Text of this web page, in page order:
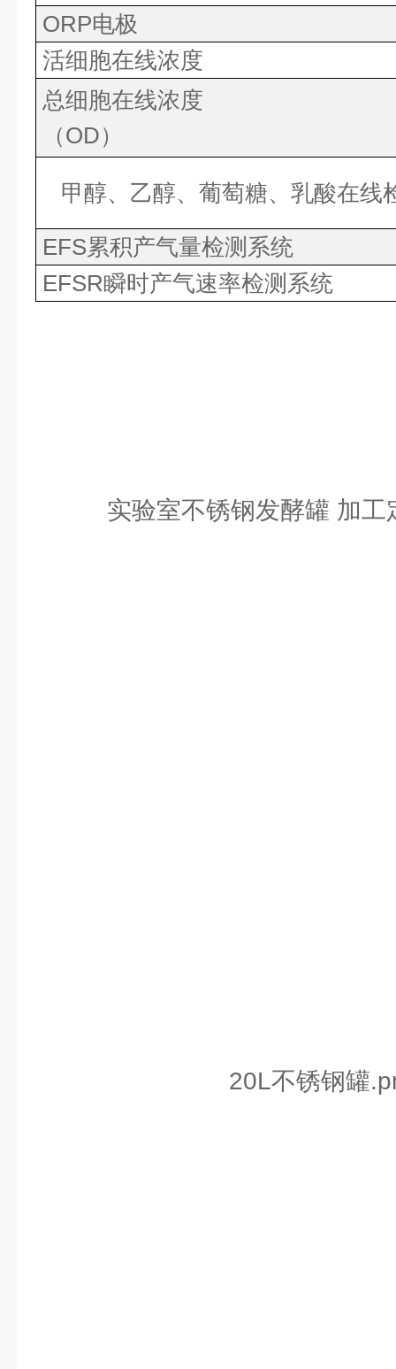
ORP电极
活细胞在线浓度
总细胞在线浓度
（OD）
甲醇、乙醇、葡萄糖、乳酸在
EFS累积产气量检测系统
EFSR瞬时产气速率检测系统